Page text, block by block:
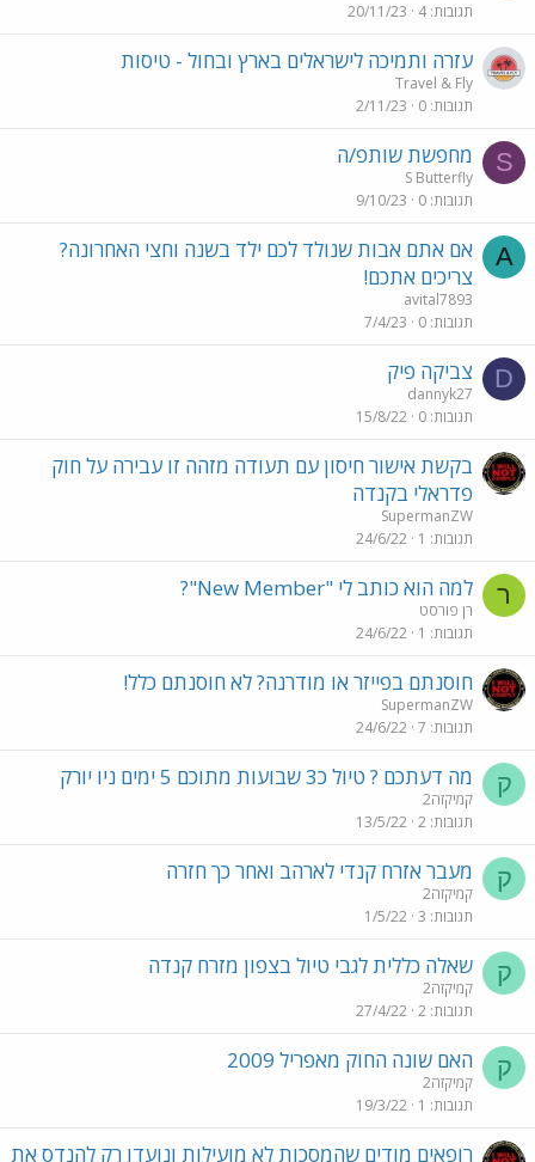
תגובות 4
20/11/23
עזרה ותמיכה לישראלים בארץ ובחול - טיסות
Travel & Fly
תגובות 0
2/11/23
S מחפשת שותפ/ה
S Butterfly
תגובות 0
9/10/23
A
אם אתם אבות שנולד לכם ילד בשנה וחצי האחרונה?
צריכים אתכם!
avital7893
תגובות 0
7/4/23
D צביקה פיק
dannyk27
תגובות 0
15/8/22
בקשת אישור חיסון עם תעודה מזהה זו עבירה על חוק
פדראלי בקנדה
SupermanZW
תגובות 1
24/6/22
ר למה הוא כותב לי "New Member"?
רן פורסט
תגובות 1
24/6/22
חוסנתם בפייזר או מודרנה? לא חוסנתם כלל!
SupermanZW
תגובות 7
24/6/22
ק מה דעתכם ? טיול כ3 שבועות מתוכם 5 ימים ניו יורק
קמיקזה2
תגובות 2
13/5/22
ק מעבר אזרח קנדי לארהב ואחר כך חזרה
קמיקזה2
תגובות 3
1/5/22
ק שאלה כללית לגבי טיול בצפון מזרח קנדה
קמיקזה2
תגובות 2
27/4/22
ק האם שונה החוק מאפריל 2009
קמיקזה2
תגובות 1
19/3/22
רופאים מודים שהמסכות לא מועילות ונועדו רק להנדס את